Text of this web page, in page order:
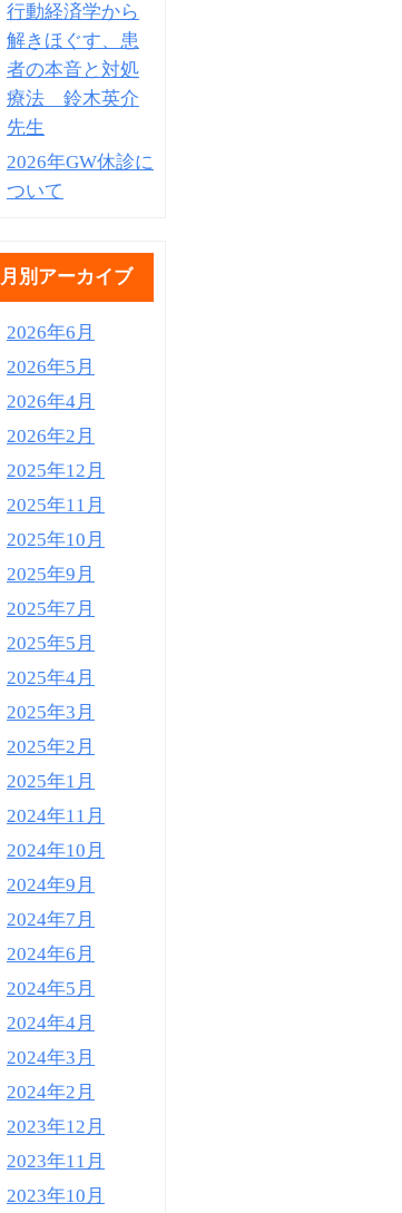
行動経済学から
解きほぐす、患
者の本音と対処
療法 鈴木英介
先生
2026年GW休診に
ついて
月別アーカイブ
2026年6月
2026年5月
2026年4月
2026年2月
2025年12月
2025年11月
2025年10月
2025年9月
2025年7月
2025年5月
2025年4月
2025年3月
2025年2月
2025年1月
2024年11月
2024年10月
2024年9月
2024年7月
2024年6月
2024年5月
2024年4月
2024年3月
2024年2月
2023年12月
2023年11月
2023年10月